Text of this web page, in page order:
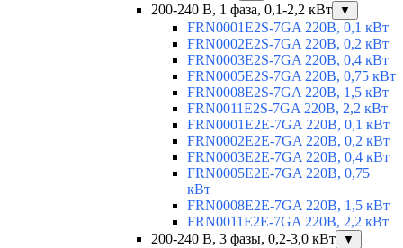
200-240 В, 1 фаза, 0,1-2,2 кВт ▼
FRN0001E2S-7GA 220В, 0,1 кВт
FRN0002E2S-7GA 220В, 0,2 кВт
FRN0003E2S-7GA 220В, 0,4 кВт
FRN0005E2S-7GA 220В, 0,75 кВт
FRN0008E2S-7GA 220В, 1,5 кВт
FRN0011E2S-7GA 220В, 2,2 кВт
FRN0001E2E-7GA 220В, 0,1 кВт
FRN0002E2E-7GA 220В, 0,2 кВт
FRN0003E2E-7GA 220В, 0,4 кВт
FRN0005E2E-7GA 220В, 0,75
кВт
FRN0008E2E-7GA 220В, 1,5 кВт
FRN0011E2E-7GA 220В, 2,2 кВт
200-240 В, 3 фазы, 0,2-3,0 кВт
▼